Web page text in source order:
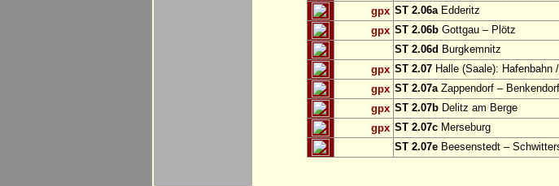
gpx ST 2.06aEdderitz
gpx ST 2.06b Gottgau – Plötz
ST 2.06d Burgkemnitz
gpx ST 2.07 Halle (Saale): Hafenbahn
gpx ST 2.07aZappendorf – Benkendorf
gpx ST 2.07b Delitz am Berge
gpx ST 2.07c Merseburg
ST 2.07e Beesenstedt –